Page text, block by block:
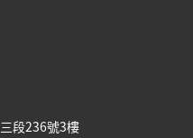
段236號3樓